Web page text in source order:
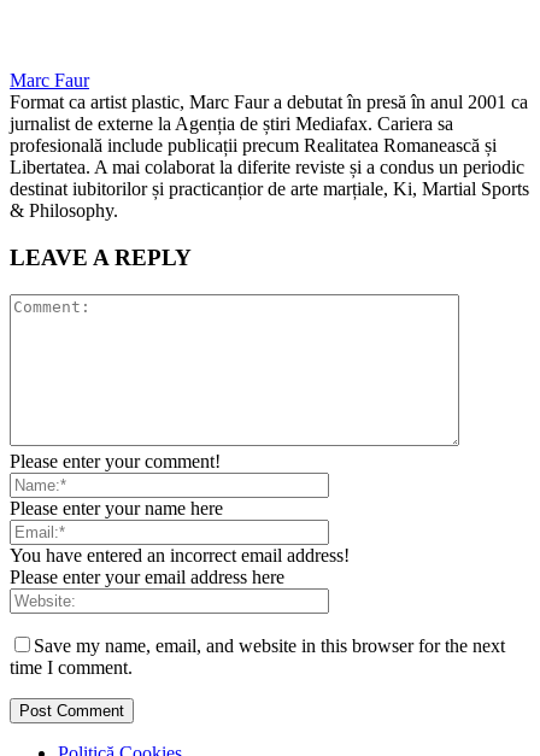
Marc Faur
Format ca artist plastic, Marc Faur a debutat în presă în anul 2001 ca
jurnalist de externe la Agenția de știri Mediafax. Cariera sa
profesională include publicații precum Realitatea Romanească și
Libertatea. A mai colaborat la diferite reviste și a condus un periodic
destinat iubitorilor și practicanțior de arte marțiale, Ki, Martial Sports
& Philosophy.
LEAVE A REPLY
Please enter your comment!
Please enter your name here
You have entered an incorrect email address!
Please enter your email address here
Save my name, email, and website in this browser for the next
time I comment.